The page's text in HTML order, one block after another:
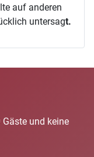
auf anderen
untersagt.
und keine